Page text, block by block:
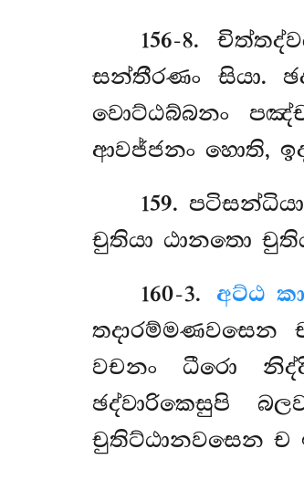
156-8.
සන්තීරණං සියා.
වොට්ඨබ්බනං
ආවජ්ජනං හොති,
159.
චුතියා ඨානතො
160-3. අට්ඨ
වචනං ධීරො
ඡද්වාරිකෙසුපි
චුතිට්ඨානවසෙන ච